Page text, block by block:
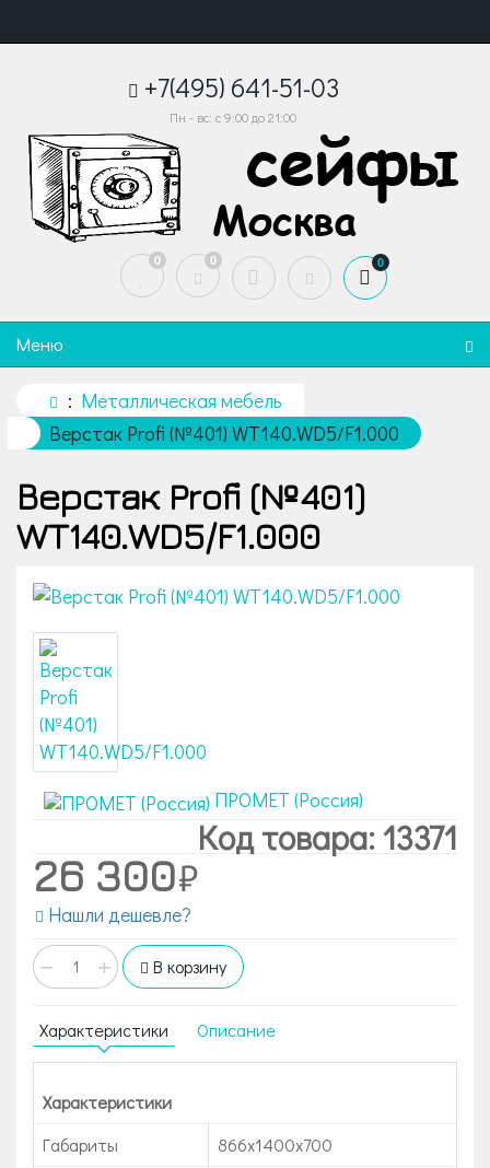
+7(495) 641-51-03
Пн - вс: с 9:00 до 21:00
0 0 0
Меню
Металлическая мебель
Верстак Profi (№401) WT140.WD5/F1.000
Верстак Profi (№401)
WT140.WD5/F1.000
ПРОМЕТ (Россия)
Код товара: 13371
26 300
Нашли дешевле?
− + В корзину
Характеристики Описание
Характеристики
Габариты
866x1400x700